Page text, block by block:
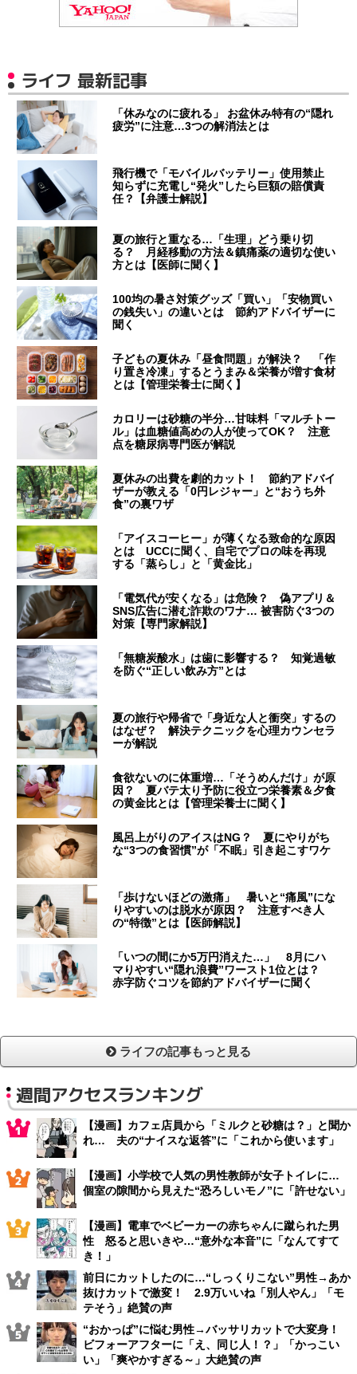
ライフ 最新記事
「休みなのに疲れる」 お盆休み特有の“隠れ
疲労”に注意…3つの解消法とは
飛行機で「モバイルバッテリー」使用禁止
知らずに充電し“発火”したら巨額の賠償責
任？【弁護士解説】
夏の旅行と重なる…「生理」どう乗り切
る？ 月経移動の方法＆鎮痛薬の適切な使い
方とは【医師に聞く】
100均の暑さ対策グッズ「買い」「安物買い
の銭失い」の違いとは 節約アドバイザーに
聞く
子どもの夏休み「昼食問題」が解決？ 「作
り置き冷凍」するとうまみ＆栄養が増す食材
とは【管理栄養士に聞く】
カロリーは砂糖の半分…甘味料「マルチトー
ル」は血糖値高めの人が使ってOK？ 注意
点を糖尿病専門医が解説
夏休みの出費を劇的カット！ 節約アドバイ
ザーが教える「0円レジャー」と“おうち外
食”の裏ワザ
「アイスコーヒー」が薄くなる致命的な原因
とは UCCに聞く、自宅でプロの味を再現
する「蒸らし」と「黄金比」
「電気代が安くなる」は危険？ 偽アプリ＆
SNS広告に潜む詐欺のワナ… 被害防ぐ3つの
対策【専門家解説】
「無糖炭酸水」は歯に影響する？ 知覚過敏
を防ぐ“正しい飲み方”とは
夏の旅行や帰省で「身近な人と衝突」するの
はなぜ？ 解決テクニックを心理カウンセラ
ーが解説
食欲ないのに体重増…「そうめんだけ」が原
因？ 夏バテ太り予防に役立つ栄養素＆夕食
の黄金比とは【管理栄養士に聞く】
風呂上がりのアイスはNG？ 夏にやりがち
な“3つの食習慣”が「不眠」引き起こすワケ
「歩けないほどの激痛」 暑いと“痛風”にな
りやすいのは脱水が原因？ 注意すべき人
の“特徴”とは【医師解説】
「いつの間にか5万円消えた…」 8月にハ
マりやすい“隠れ浪費”ワースト1位とは？
赤字防ぐコツを節約アドバイザーに聞く
ライフの記事もっと見る
週間アクセスランキング
【漫画】カフェ店員から「ミルクと砂糖は？」と聞か
れ… 夫の“ナイスな返答”に「これから使います」
【漫画】小学校で人気の男性教師が女子トイレに…
個室の隙間から見えた“恐ろしいモノ”に「許せない」
【漫画】電車でベビーカーの赤ちゃんに蹴られた男
性 怒ると思いきや…“意外な本音”に「なんてすて
き！」
前日にカットしたのに…“しっくりこない”男性→あか
抜けカットで激変！ 2.9万いいね「別人やん」「モ
テそう」絶賛の声
“おかっぱ”に悩む男性→バッサリカットで大変身！
ビフォーアフターに「え、同じ人！？」「かっこい
い」「爽やかすぎる～」大絶賛の声